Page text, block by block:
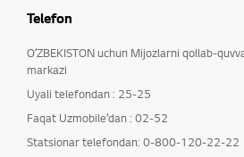
Telefon
OʻZBEKISTON uchun Mijozlarni qollab-
markazi
Uyali telefondan : 25-25
Faqat Uzmobile’dan : 02-52
Statsionar telefondan: 0-800-120-22-22